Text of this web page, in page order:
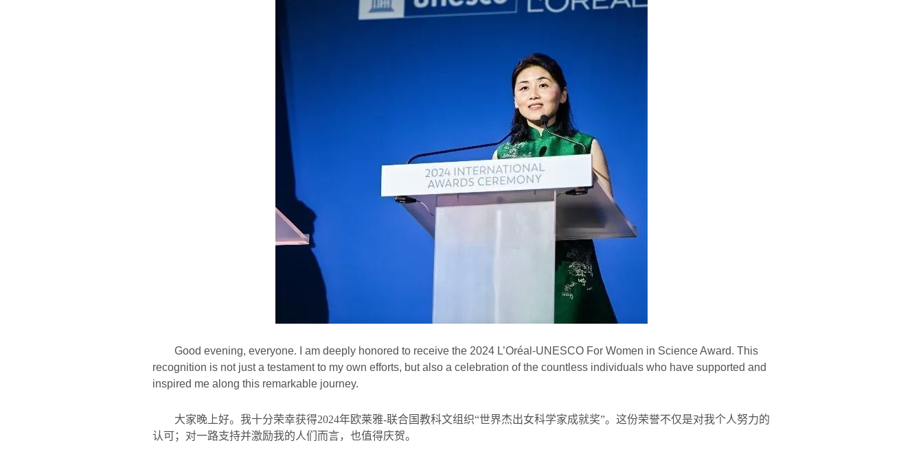
Good evening, everyone. I am deeply honored to receive the 2024 L’Oréal-UNESCO For Women in Science Award. This
recognition is not just a testament to my own efforts, but also a celebration of the countless individuals who have supported and
inspired me along this remarkable journey.
大家晚上好。我十分荣幸获得2024年欧莱雅-联合国教科文组织“世界杰出女科学家成就奖”。这份荣誉不仅是对我个人努力的
认可；对一路支持并激励我的人们而言，也值得庆贺。